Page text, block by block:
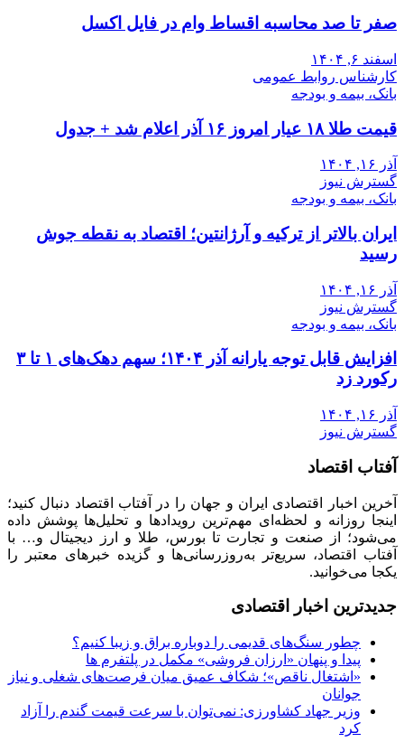
صفر تا صد محاسبه اقساط وام در فایل اکسل
اسفند ۶, ۱۴۰۴
کارشناس روابط عمومی
بانک، بیمه و بودجه
قیمت طلا ۱۸ عیار امروز ۱۶ آذر اعلام شد + جدول
آذر ۱۶, ۱۴۰۴
گسترش نیوز
بانک، بیمه و بودجه
ایران بالاتر از ترکیه و آرژانتین؛ اقتصاد به نقطه جوش
رسید
آذر ۱۶, ۱۴۰۴
گسترش نیوز
بانک، بیمه و بودجه
افزایش قابل توجه یارانه آذر ۱۴۰۴؛ سهم دهک‌های ۱ تا ۳
رکورد زد
آذر ۱۶, ۱۴۰۴
گسترش نیوز
آفتاب اقتصاد
آخرین اخبار اقتصادی ایران و جهان را در آفتاب اقتصاد دنبال کنید؛
اینجا روزانه و لحظه‌ای مهم‌ترین رویدادها و تحلیل‌ها پوشش داده
می‌شود؛ از صنعت و تجارت تا بورس، طلا و ارز دیجیتال و… با
آفتاب اقتصاد، سریع‌تر به‌روزرسانی‌ها و گزیده خبرهای معتبر را
یکجا می‌خوانید.
جدیدترین اخبار اقتصادی
چطور سنگ‌های قدیمی را دوباره براق و زیبا کنیم؟
پیدا و پنهان «ارزان فروشی» مکمل در پلتفرم ها
«اشتغال ناقص»؛ شکاف عمیق میان فرصت‌های شغلی و نیاز
جوانان
وزیر جهاد کشاورزی: نمی‌توان با سرعت قیمت گندم را آزاد
کرد